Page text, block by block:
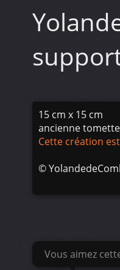
15 cm x 15 cm
ancienne
Cette création
©
Vous aimez